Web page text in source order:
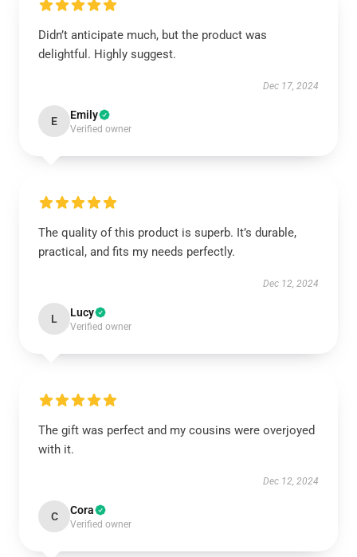
Didn’t anticipate much, but the product was
delightful. Highly suggest.
Dec 17, 2024
E Emily
Verified owner
The quality of this product is superb. It’s durable,
practical, and fits my needs perfectly.
Dec 12, 2024
L Lucy
Verified owner
The gift was perfect and my cousins were overjoyed
with it.
Dec 12, 2024
C Cora
Verified owner